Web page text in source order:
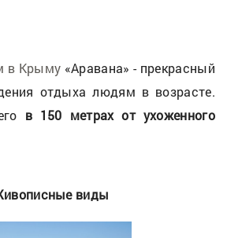
в Крыму «Аравана» - прекрасный
отдыха людям в возрасте.
в 150 метрах от ухоженного
виды